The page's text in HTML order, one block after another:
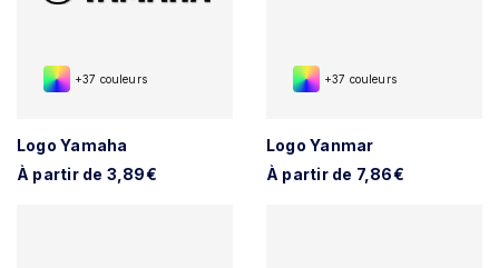
+37 couleurs
Logo Yamaha
À partir de 3,89€
+37 couleurs
Logo Yanmar
À partir de 7,86€